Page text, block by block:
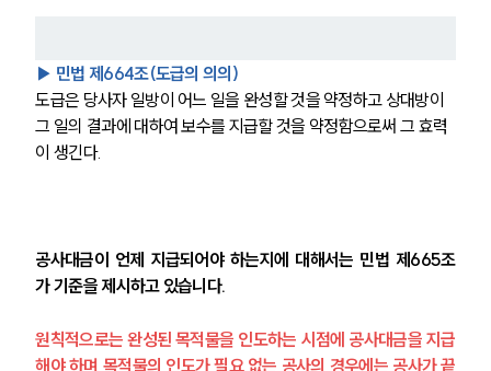
▶ 민법 제664조(도급의 의의)
도급은 당사자 일방이 어느 일을 완성할 것을 약정하고 상대방이
그 일의 결과에 대하여 보수를 지급할 것을 약정함으로써 그 효력
이 생긴다.
공사대금이 언제 지급되어야 하는지에 대해서는 민법 제665조
가 기준을 제시하고 있습니다.
원칙적으로는 완성된 목적물을 인도하는 시점에 공사대금을 지급
해야 하며 목적물의 인도가 필요 없는 공사의 경우에는 공사가 끝